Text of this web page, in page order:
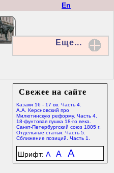
En
Еще...
Свежее на сайте
Казаки 16 - 17 вв. Часть 4.
А.А. Керсновский про
Милютинскую реформу. Часть 4.
18-фунтовая пушка 18-го века.
Санкт-Петербургский союз 1805 г.
Отдельные статьи. Часть 5.
Сближение позиций. Часть 1.
Шрифт: A A A